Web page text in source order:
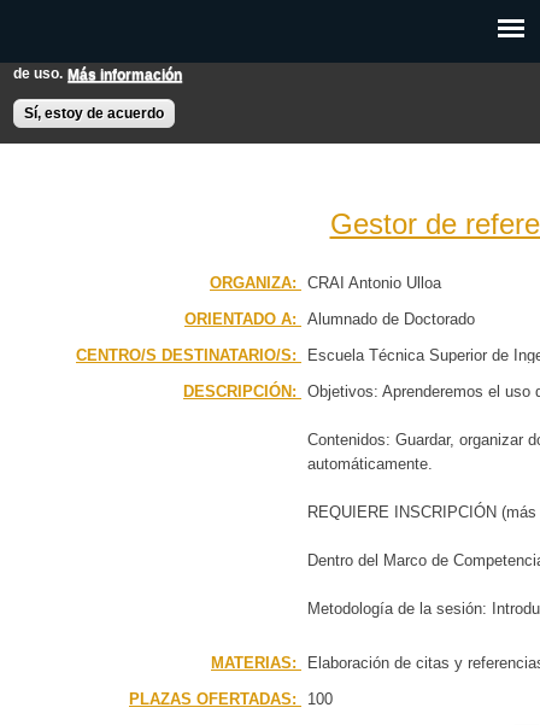
Esta web utiliza cookies para mejorar su experiencia de usuario.
de uso. Más información
Sí, estoy de acuerdo
principal
EXPON@us.es
PÁGINA PRINCIPAL
BÚSQUEDA AVANZADA
Gestor de
ORGANIZA:
CRAI Antonio Ulloa
ORIENTADO A:
Alumnado de Doctorado
CENTRO/S DESTINATARIO/S:
Escuela Técnica Superior de
DESCRIPCIÓN: Objetivos: Aprenderemos el uso
Contenidos: Guardar, organizar
automáticamente.
REQUIERE INSCRIPCIÓN
Dentro del Marco de
Metodología de la sesión:
MATERIAS:
Elaboración de citas y
PLAZAS OFERTADAS:
100